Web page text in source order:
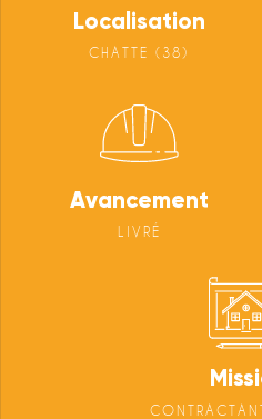
Localisation
CHATTE (38)
Avancement
LIVRÉ